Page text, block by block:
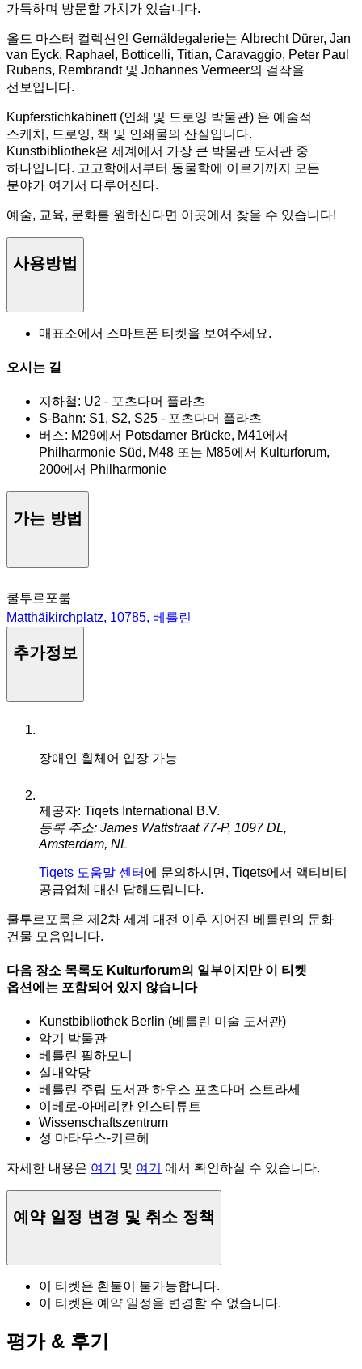
가득하며 방문할 가치가 있습니다.
올드 마스터 컬렉션인 Gemäldegalerie는 Albrecht Dürer, Jan
van Eyck, Raphael, Botticelli, Titian, Caravaggio, Peter Paul
Rubens, Rembrandt 및 Johannes Vermeer의 걸작을
선보입니다.
Kupferstichkabinett (인쇄 및 드로잉 박물관) 은 예술적
스케치, 드로잉, 책 및 인쇄물의 산실입니다.
Kunstbibliothek은 세계에서 가장 큰 박물관 도서관 중
하나입니다. 고고학에서부터 동물학에 이르기까지 모든
분야가 여기서 다루어진다.
예술, 교육, 문화를 원하신다면 이곳에서 찾을 수 있습니다!
사용방법
매표소에서 스마트폰 티켓을 보여주세요.
오시는 길
지하철: U2 - 포츠다머 플라츠
S-Bahn: S1, S2, S25 - 포츠다머 플라츠
버스: M29에서 Potsdamer Brücke, M41에서
Philharmonie Süd, M48 또는 M85에서 Kulturforum,
200에서 Philharmonie
가는 방법
쿨투르포룸
Matthäikirchplatz, 10785, 베를린
추가정보
장애인 휠체어 입장 가능
제공자: Tiqets International B.V.
등록 주소: James Wattstraat 77-P, 1097 DL,
Amsterdam, NL
Tiqets 도움말 센터 에 문의하시면, Tiqets에서 액티비티
공급업체 대신 답해드립니다.
쿨투르포룸은 제2차 세계 대전 이후 지어진 베를린의 문화
건물 모음입니다.
다음 장소 목록도 Kulturforum의 일부이지만 이 티켓
옵션에는 포함되어 있지 않습니다
Kunstbibliothek Berlin (베를린 미술 도서관)
악기 박물관
베를린 필하모니
실내악당
베를린 주립 도서관 하우스 포츠다머 스트라세
이베로-아메리칸 인스티튜트
Wissenschaftszentrum
성 마타우스-키르헤
자세한 내용은 여기 및 여기 에서 확인하실 수 있습니다.
예약 일정 변경 및 취소 정책
이 티켓은 환불이 불가능합니다.
이 티켓은 예약 일정을 변경할 수 없습니다.
평가 & 후기